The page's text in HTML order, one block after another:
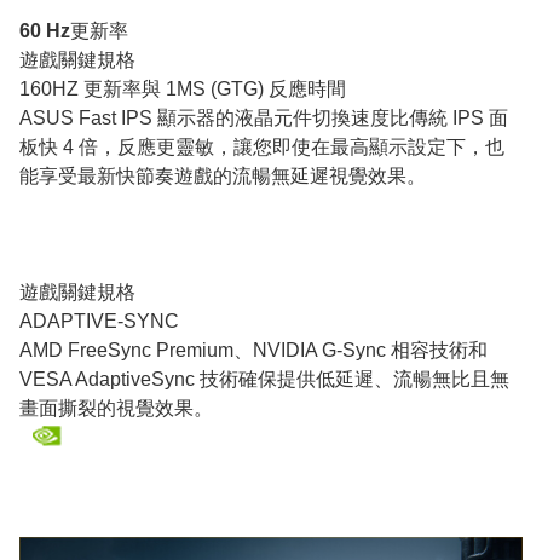
60 Hz更新率
遊戲關鍵規格
160HZ 更新率與 1MS (GTG) 反應時間
ASUS Fast IPS 顯示器的液晶元件切換速度比傳統 IPS 面
板快 4 倍，反應更靈敏，讓您即使在最高顯示設定下，也
能享受最新快節奏遊戲的流暢無延遲視覺效果。
遊戲關鍵規格
ADAPTIVE-SYNC
AMD FreeSync Premium、NVIDIA G-Sync 相容技術和
VESA AdaptiveSync 技術確保提供低延遲、流暢無比且無
畫面撕裂的視覺效果。